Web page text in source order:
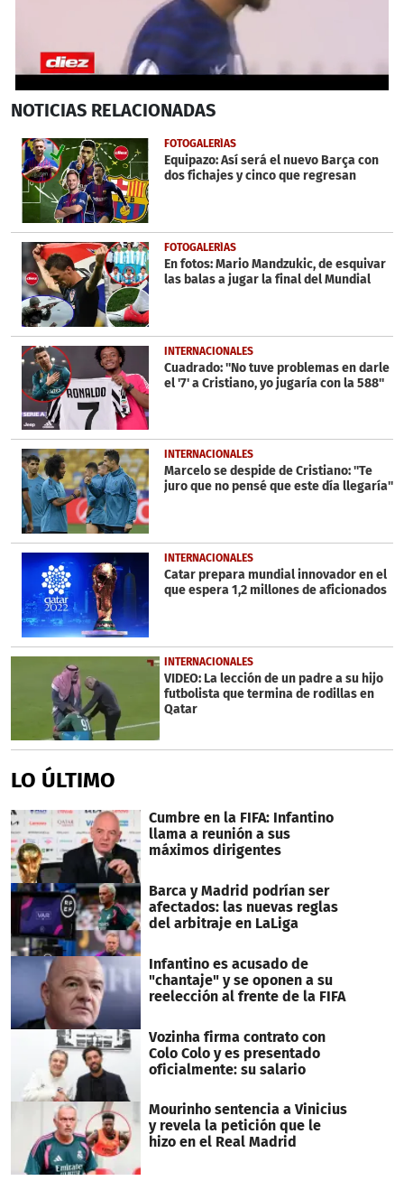
seconds
1
minute,
46
seconds
NOTICIAS RELACIONADAS
FOTOGALERÍAS
Equipazo: Así será el nuevo Barça con
dos fichajes y cinco que regresan
FOTOGALERÍAS
En fotos: Mario Mandzukic, de esquivar
las balas a jugar la final del Mundial
INTERNACIONALES
Cuadrado: ''No tuve problemas en darle
el '7' a Cristiano, yo jugaría con la 588''
INTERNACIONALES
Marcelo se despide de Cristiano: ''Te
juro que no pensé que este día llegaría''
INTERNACIONALES
Catar prepara mundial innovador en el
que espera 1,2 millones de aficionados
INTERNACIONALES
VIDEO: La lección de un padre a su hijo
futbolista que termina de rodillas en
Qatar
LO ÚLTIMO
Cumbre en la FIFA: Infantino
llama a reunión a sus
máximos dirigentes
Barca y Madrid podrían ser
afectados: las nuevas reglas
del arbitraje en LaLiga
Infantino es acusado de
"chantaje" y se oponen a su
reelección al frente de la FIFA
Vozinha firma contrato con
Colo Colo y es presentado
oficialmente: su salario
Mourinho sentencia a Vinicius
y revela la petición que le
hizo en el Real Madrid